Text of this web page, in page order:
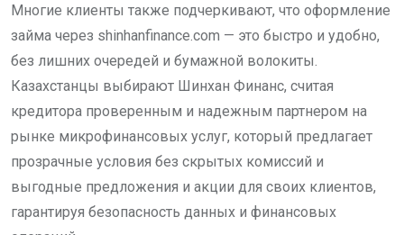
Многие клиенты также подчеркивают, что оформление
займа через shinhanfinance.com — это быстро и удобно,
без лишних очередей и бумажной волокиты.
Казахстанцы выбирают Шинхан Финанс, считая
кредитора проверенным и надежным партнером на
рынке микрофинансовых услуг, который предлагает
прозрачные условия без скрытых комиссий и
выгодные предложения и акции для своих клиентов,
гарантируя безопасность данных и финансовых